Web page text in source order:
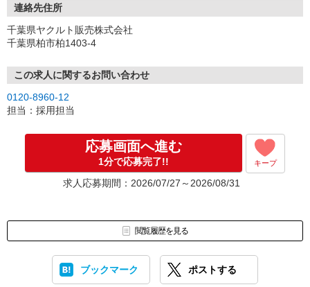
連絡先住所
千葉県ヤクルト販売株式会社
千葉県柏市柏1403-4
この求人に関するお問い合わせ
0120-8960-12
担当：採用担当
応募画面へ進む
1分で応募完了!! キープ
求人応募期間：2026/07/27～2026/08/31
閲覧履歴を見る
ブックマーク ポストする